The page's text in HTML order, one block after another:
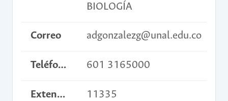
BIOLOGÍA
Correo adgonzalezg@unal.edu.co
Teléfono 601 3165000
Extensión 11335